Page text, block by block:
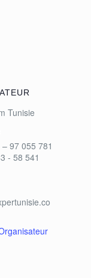
Tunisie
97 055 781
- 58 541